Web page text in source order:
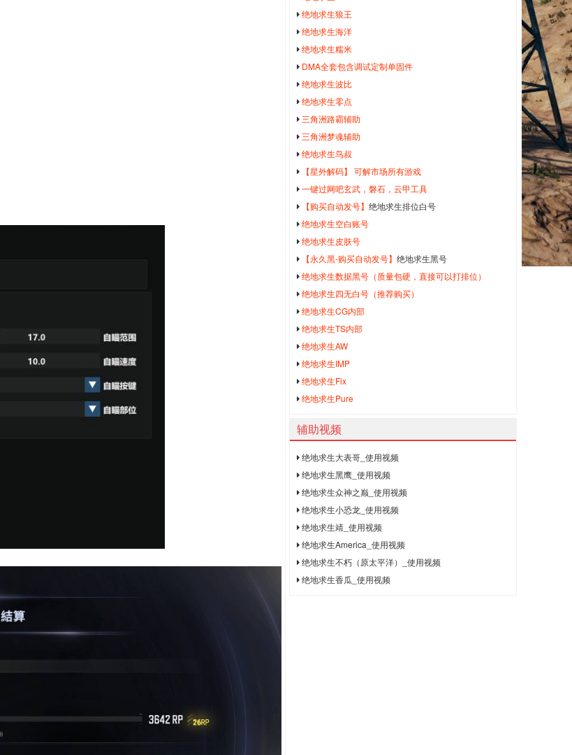
绝地求生狼王
绝地求生海洋
绝地求生糯米
DMA全套包含调试定制单固件
绝地求生波比
绝地求生零点
三角洲路霸辅助
三角洲梦魂辅助
绝地求生鸟叔
【星外解码】 可解市场所有游戏
一键过网吧玄武，磐石，云甲工具
【购买自动发号】 绝地求生排位白号
绝地求生空白账号
绝地求生皮肤号
【永久黑-购买自动发号】 绝地求生黑号
绝地求生数据黑号（质量包硬，直接可以打排位）
绝地求生四无白号（推荐购买）
绝地求生CG内部
绝地求生TS内部
绝地求生AW
绝地求生IMP
绝地求生Fix
绝地求生Pure
辅助视频
绝地求生大表哥_使用视频
绝地求生黑鹰_使用视频
绝地求生众神之巅_使用视频
绝地求生小恐龙_使用视频
绝地求生靖_使用视频
绝地求生America_使用视频
绝地求生不朽（原太平洋）_使用视频
绝地求生香瓜_使用视频